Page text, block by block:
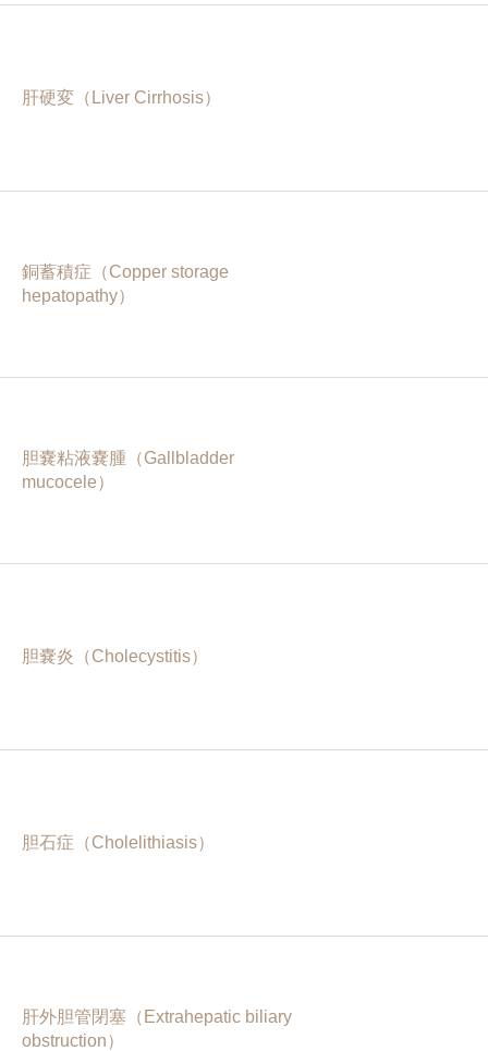
肝硬変（Liver Cirrhosis）
銅蓄積症（Copper storage
hepatopathy）
胆嚢粘液嚢腫（Gallbladder
mucocele）
胆嚢炎（Cholecystitis）
胆石症（Cholelithiasis）
肝外胆管閉塞（Extrahepatic biliary
obstruction）